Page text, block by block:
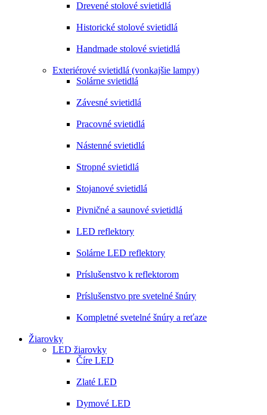
Drevené stolové svietidlá
Historické stolové svietidlá
Handmade stolové svietidlá
Exteriérové svietidlá (vonkajšie lampy)
Solárne svietidlá
Závesné svietidlá
Pracovné svietidlá
Nástenné svietidlá
Stropné svietidlá
Stojanové svietidlá
Pivničné a saunové svietidlá
LED reflektory
Solárne LED reflektory
Príslušenstvo k reflektorom
Príslušenstvo pre svetelné šnúry
Kompletné svetelné šnúry a reťaze
Žiarovky
LED žiarovky
Číre LED
Zlaté LED
Dymové LED